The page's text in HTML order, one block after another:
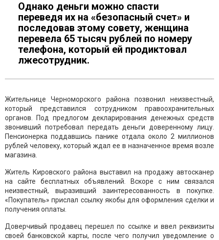
Однако деньги можно спасти
переведя их на «безопасный счет» и
последовав этому совету, женщина
перевела 65 тысяч рублей по номеру
телефона, который ей продиктовал
лжесотрудник.
Жительнице Черноморского района позвонил неизвестный,
который представился сотрудником правоохранительных
органов. Под предлогом декларирования денежных средств
звонивший потребовал передать деньги доверенному лицу.
Пенсионерка поддавшись панике отдала около 2 миллионов
рублей человеку, который ждал ее в назначенное время возле
магазина.
Житель Кировского района выставил на продажу автосканер
на сайте бесплатных объявлений. Вскоре с ним связался
неизвестный, выразивший заинтересованность в покупке.
«Покупатель» прислал ссылку якобы для оформления сделки и
получения оплаты.
Доверчивый продавец перешел по ссылке и ввел реквизиты
своей банковской карты, после чего получил уведомление о